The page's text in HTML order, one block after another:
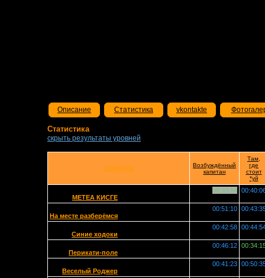
Описание Статистика vkontakte
Статистика
скрыть результаты уровней
КОМАНДЫ
Возбуждённый
капитан
Там,
где
стоит
*уй
МЕТЕА КИСГЕ
00:33:54
На месте разберёмся
00:51:10
Синие ходоки
00:42:58
Перикати-поле
00:46:12
Веселый Роджер
00:41:23